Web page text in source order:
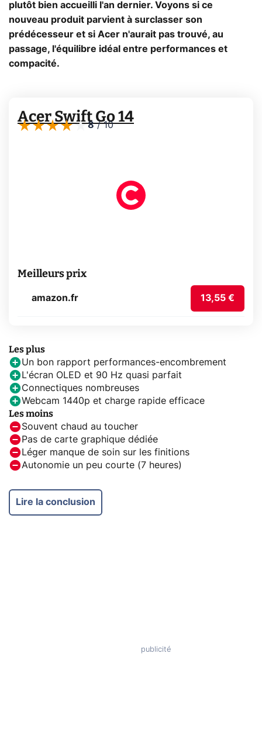
plutôt bien accueilli l'an dernier. Voyons si ce
nouveau produit parvient à surclasser son
prédécesseur et si Acer n'aurait pas trouvé, au
passage, l'équilibre idéal entre performances et
compacité.
Acer Swift Go 14
8/10
Meilleurs prix
amazon.fr 13,55 €
Les plus
Un bon rapport performances-encombrement
L'écran OLED et 90 Hz quasi parfait
Connectiques nombreuses
Webcam 1440p et charge rapide efficace
Les moins
Souvent chaud au toucher
Pas de carte graphique dédiée
Léger manque de soin sur les finitions
Autonomie un peu courte (7 heures)
Lire la conclusion